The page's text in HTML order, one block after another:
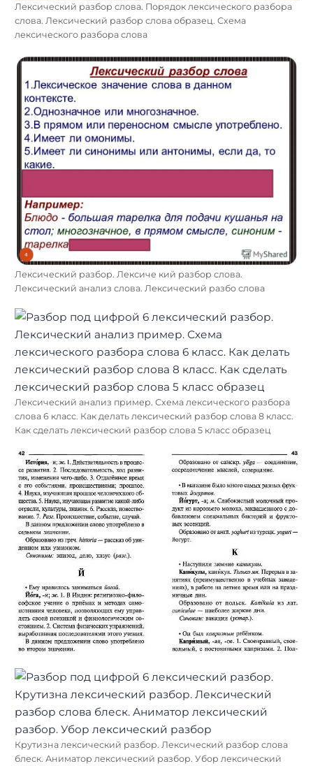
Лексический разбор слова. Порядок лексического разбора
слова. Лексический разбор слова образец. Схема
лексического разбора слова
Лексический разбор. Лексиче кий разбор слова.
Лексический анализ слова. Лексический разбо слова
Лексический анализ пример. Схема лексического разбора
слова 6 класс. Как делать лексический разбор слова 8 класс.
Как сделать лексический разбор слова 5 класс образец
Крутизна лексический разбор. Лексический разбор слова
блеск. Аниматор лексический разбор. Убор лексический